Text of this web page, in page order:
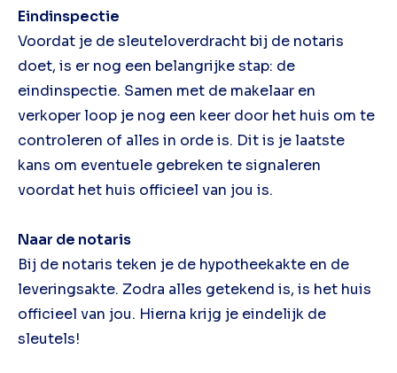
Eindinspectie
Voordat je de sleuteloverdracht bij de notaris
doet, is er nog een belangrijke stap: de
eindinspectie. Samen met de makelaar en
verkoper loop je nog een keer door het huis om te
controleren of alles in orde is. Dit is je laatste
kans om eventuele gebreken te signaleren
voordat het huis officieel van jou is.
Naar de notaris
Bij de notaris teken je de hypotheekakte en de
leveringsakte. Zodra alles getekend is, is het huis
officieel van jou. Hierna krijg je eindelijk de
sleutels!